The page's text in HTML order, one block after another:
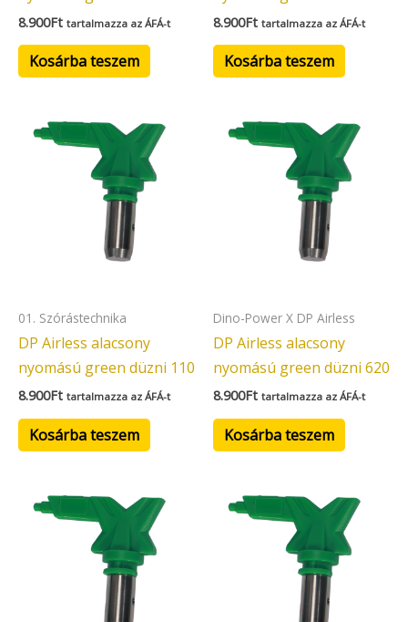
8.900Ft tartalmazza az ÁFÁ-t
Kosárba teszem
8.900Ft tartalmazza az ÁFÁ-t
Kosárba teszem
01. Szórástechnika
DP Airless alacsony
nyomású green düzni 110
8.900Ft tartalmazza az ÁFÁ-t
Kosárba teszem
Dino-Power X DP Airless
DP Airless alacsony
nyomású green düzni 620
8.900Ft tartalmazza az ÁFÁ-t
Kosárba teszem